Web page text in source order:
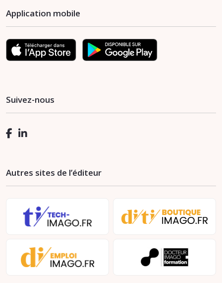
Application mobile
Suivez-nous
Autres sites de l’éditeur